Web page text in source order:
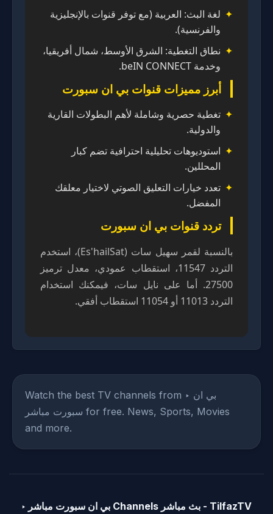
لغة البث: العربية (مع توفر قنوات بالإنجليزية
والفرنسية).
نطاق التغطية: الشرق الأوسط، شمال أفريقيا،
وخدمة beIN CONNECT.
أبرز مميزات قنوات بي ان سبورت
تغطية حصرية وشاملة لأهم البطولات القارية
والدولية.
استوديوهات تحليلية احترافية تضم كبار
المحللين.
تعدد خيارات التعليق الصوتي لاختيار معلقك
المفضل.
تردد قنوات بي ان سبورت
بالنسبة لقمر سهيل سات (Es'hailSat)، استخدم
التردد 11547، استقطاب عمودي، معدل ترميز
27500. أما على نايل سات، فيمكنك استخدام
التردد 11013 أو 11054 استقطاب أفقي.
Watch the best TV channels from ‣ بي ان
سبورت مباشر for free. News, Sports, Movies
and more.
‣ بي ان سبورت مباشر Channels بث مباشر - TilfazTV